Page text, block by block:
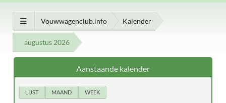
Vouwwagenclub.info Kalender
augustus 2026
Aanstaande kalender
LIJST MAAND WEEK